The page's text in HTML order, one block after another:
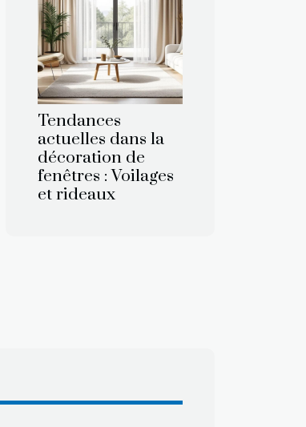
Tendances
actuelles dans la
décoration de
fenêtres : Voilages
et rideaux